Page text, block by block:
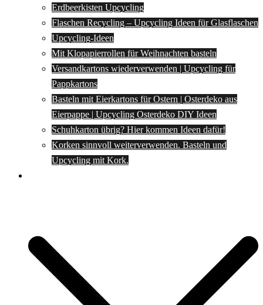
Erdbeerkisten Upcycling
Flaschen Recycling – Upcycling Ideen für Glasflaschen
Upcycling-Ideen
Mit Klopapierrollen für Weihnachten basteln
Versandkartons wiederverwenden | Upcycling für
Pappkartons
Basteln mit Eierkartons für Ostern | Osterdeko aus
Eierpappe | Upcycling Osterdeko DIY Ideen
Schuhkarton übrig? Hier kommen Ideen dafür!
Korken sinnvoll weiterverwenden. Basteln und
Upcycling mit Kork.